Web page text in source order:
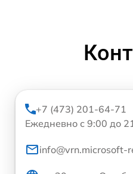
+7 (473) 201-64-71
Ежедневно с 9:00 до
info@vrn.microsoft-